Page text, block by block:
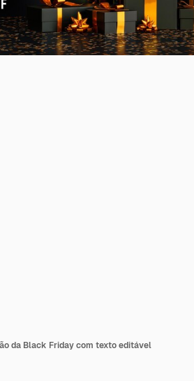
da Black Friday com texto editável